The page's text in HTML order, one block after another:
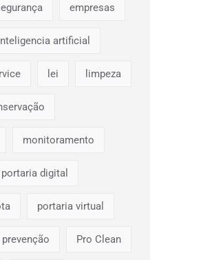
empresas
artificial
lei limpeza
monitoramento
portaria digital
portaria virtual
prevenção Pro Clean